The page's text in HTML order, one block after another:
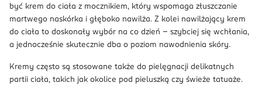
być krem do ciała z mocznikiem, który wspomaga złuszczanie
martwego naskórka i głęboko nawilża. Z kolei nawilżający krem
do ciała to doskonały wybór na co dzień – szybciej się wchłania,
a jednocześnie skutecznie dba o poziom nawodnienia skóry.
Kremy często są stosowane także do pielęgnacji delikatnych
partii ciała, takich jak okolice pod pieluszką czy świeże tatuaże.